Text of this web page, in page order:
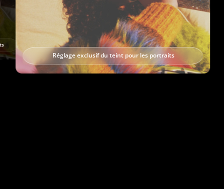
Réglage exclusif du teint pour les portraits